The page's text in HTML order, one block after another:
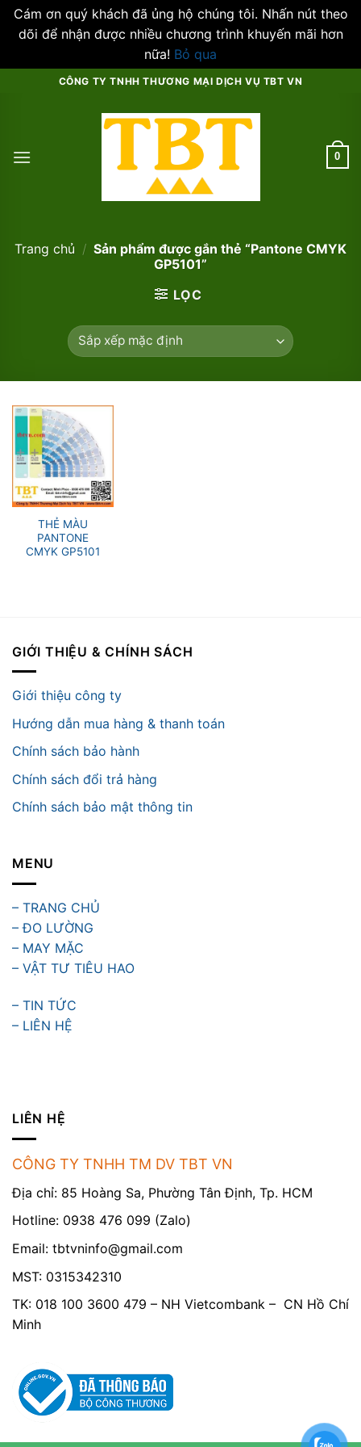
Cám ơn quý khách đã ủng hộ chúng tôi. Nhấn nút theo
dõi để nhận được nhiều chương trình khuyến mãi hơn
nữa! Bỏ qua
CÔNG TY TNHH THƯƠNG MẠI DỊCH VỤ TBT VN
0
Trang chủ / Sản phẩm được gắn thẻ “Pantone CMYK
GP5101”
LỌC
THẺ MÀU
PANTONE
CMYK GP5101
GIỚI THIỆU & CHÍNH SÁCH
Giới thiệu công ty
Hướng dẫn mua hàng & thanh toán
Chính sách bảo hành
Chính sách đổi trả hàng
Chính sách bảo mật thông tin
MENU
– TRANG CHỦ
– ĐO LƯỜNG
– MAY MẶC
– VẬT TƯ TIÊU HAO
– TIN TỨC
– LIÊN HỆ
LIÊN HỆ
CÔNG TY TNHH TM DV TBT VN
Địa chỉ: 85 Hoàng Sa, Phường Tân Định, Tp. HCM
Hotline: 0938 476 099 (Zalo)
Email: tbtvninfo@gmail.com
MST: 0315342310
TK: 018 100 3600 479 – NH Vietcombank – CN Hồ Chí
Minh